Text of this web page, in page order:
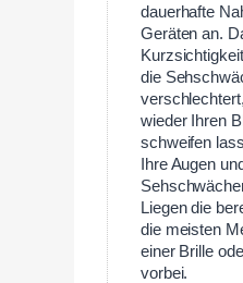
dauerhafte
Geräten an.
die
wieder Ihren
schweifen
Ihre Augen
Liegen die
die meisten
einer Brille
vorbei.